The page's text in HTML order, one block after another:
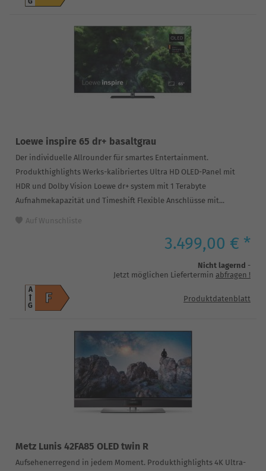
Loewe inspire 65 dr+ basaltgrau
Der individuelle Allrounder für smartes Entertainment.
Produkthighlights Werks-kalibriertes Ultra HD OLED-Panel mit
HDR und Dolby Vision Loewe dr+ system mit 1 Terabyte
Aufnahmekapazität und Timeshift Flexible Anschlüsse mit...
Auf Wunschliste
3.499,00 € *
Nicht lagernd -
Jetzt möglichen Liefertermin abfragen !
F
A
G
Produktdatenblatt
Metz Lunis 42FA85 OLED twin R
Aufsehenerregend in jedem Moment. Produkthighlights 4K Ultra-